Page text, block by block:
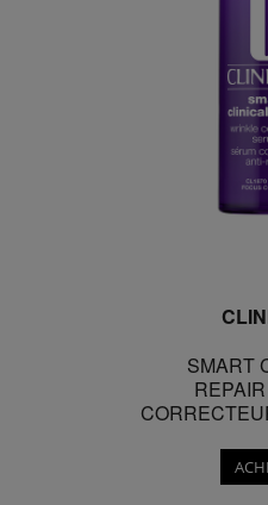
SMART